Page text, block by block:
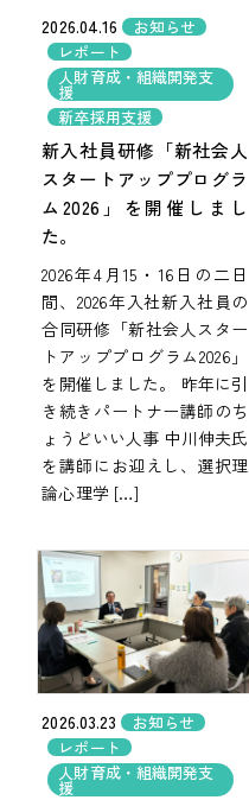
2026.04.16 お知らせ
レポート
人財育成・組織開発支
援
新卒採用支援
新入社員研修「新社会人
スタートアッププログラ
ム2026」を開催しまし
た。
2026年4月15・16日の二日
間、2026年入社新入社員の
合同研修「新社会人スター
トアッププログラム2026」
を開催しました。 昨年に引
き続きパートナー講師のち
ょうどいい人事 中川伸夫氏
を講師にお迎えし、選択理
論心理学 […]
2026.03.23 お知らせ
レポート
人財育成・組織開発支
援